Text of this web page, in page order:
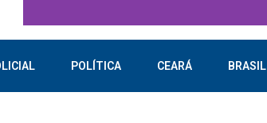
POLÍTICA CEARÁ BRASIL